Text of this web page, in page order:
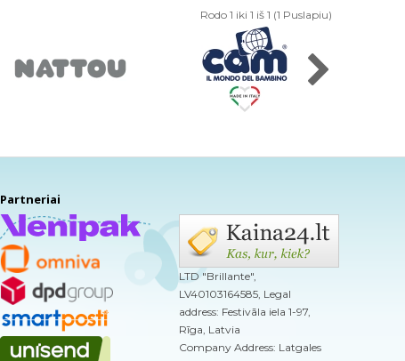
Rodo 1 iki 1 iš 1 (1 Puslapiu)
Partneriai
LTD "Brillante",
LV40103164585, Legal
address: Festivāla iela 1-97,
Rīga, Latvia
Company Address: Latgales